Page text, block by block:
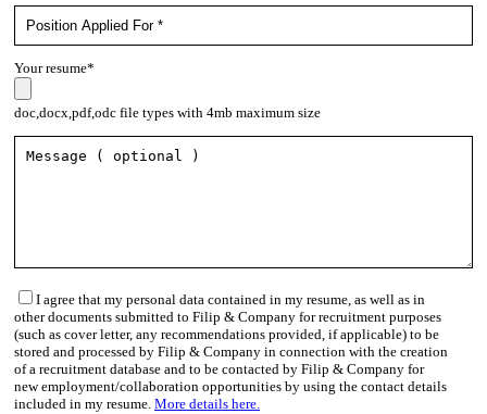
Your resume*
doc,docx,pdf,odc file types with 4mb maximum size
I agree that my personal data contained in my resume, as well as in
other documents submitted to Filip & Company for recruitment purposes
(such as cover letter, any recommendations provided, if applicable) to be
stored and processed by Filip & Company in connection with the creation
of a recruitment database and to be contacted by Filip & Company for
new employment/collaboration opportunities by using the contact details
included in my resume. More details here.